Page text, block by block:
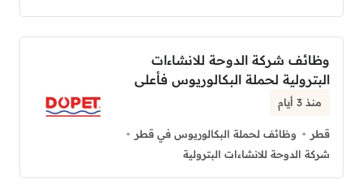
وظائف شركة الدوحة للانشاءات
البترولية لحملة البكالوريوس فأعلى
منذ 3 أيام
قطر
وظائف لحملة البكالوريوس في قطر
شركة الدوحة للانشاءات البترولية